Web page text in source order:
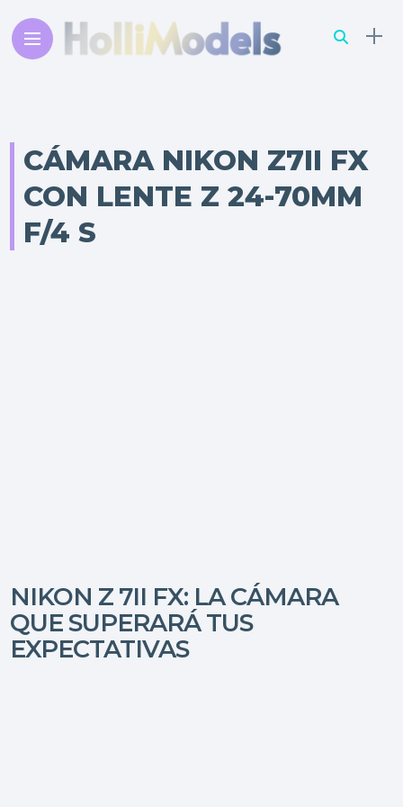
CÁMARA NIKON Z7II FX
CON LENTE Z 24-70MM
F/4 S
NIKON Z 7II FX: LA CÁMARA
QUE SUPERARÁ TUS
EXPECTATIVAS